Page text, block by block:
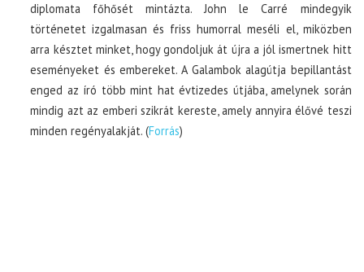
diplomata főhősét mintázta. John le Carré mindegyik
történetet izgalmasan és friss humorral meséli el, miközben
arra késztet minket, hogy gondoljuk át újra a jól ismertnek hitt
eseményeket és embereket. A Galambok alagútja bepillantást
enged az író több mint hat évtizedes útjába, amelynek során
mindig azt az emberi szikrát kereste, amely annyira élővé teszi
minden regényalakját. (Forrás)